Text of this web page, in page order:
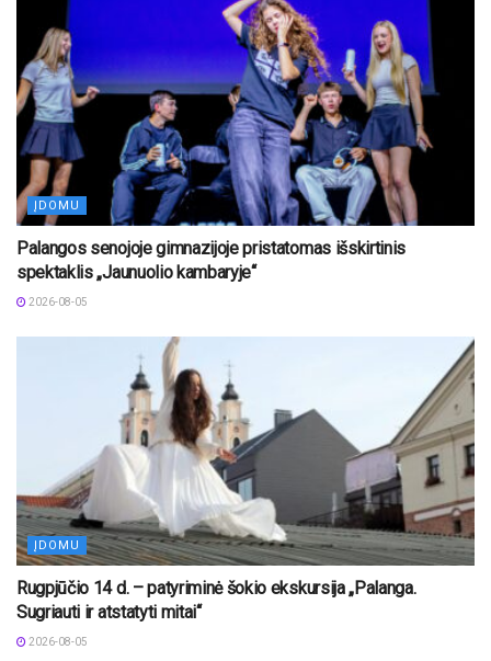
ĮDOMU
Palangos senojoje gimnazijoje pristatomas išskirtinis
spektaklis „Jaunuolio kambaryje“
2026-08-05
ĮDOMU
Rugpjūčio 14 d. – patyriminė šokio ekskursija „Palanga.
Sugriauti ir atstatyti mitai“
2026-08-05